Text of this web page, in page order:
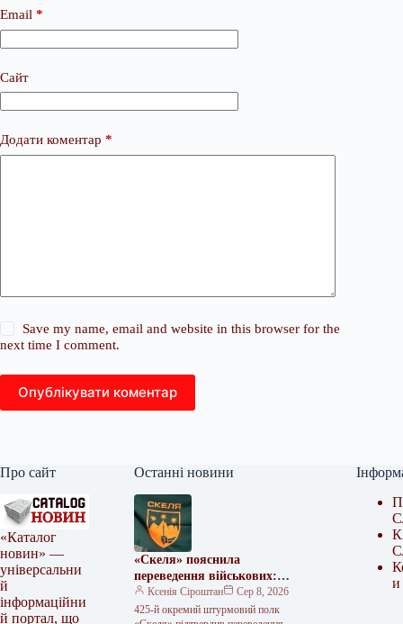
Email *
Сайт
Додати коментар *
Save my name, email and website in this browser for the
next time I comment.
Опублікувати коментар
Про сайт
«Каталог
новин» —
універсальни
й
інформаційни
й портал, що
Останні новини
«Скеля» пояснила
переведення військових:
«Наш обов’язок —
виконувати накази»
Ксенія Сіроштан
Сер 8, 2026
425-й окремий штурмовий полк
и